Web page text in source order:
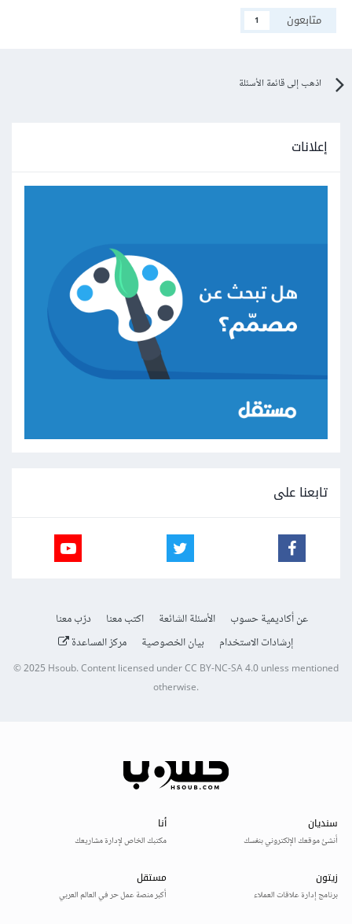
متابعون
1
اذهب إلى قائمة الأسئلة
إعلانات
تابعنا على
عن أكاديمية حسوب الأسئلة الشائعة اكتب معنا
درّب معنا
إرشادات الاستخدام
بيان الخصوصية مركز المساعدة
© 2025Hsoub.Content licensed underCC BY-NC-SA 4.0unless mentioned
otherwise.